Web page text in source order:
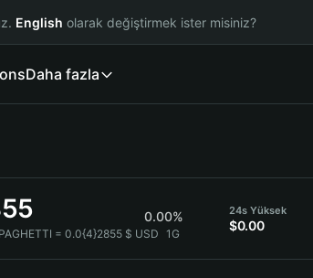
English olarak değiştirmek ister misiniz?
Daha fazla
0.00%
= 0.0{4}2855 $ USD 1G
24s Yüksek
$0.00